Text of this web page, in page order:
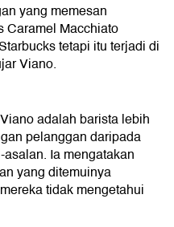
yang memesan
Caramel Macchiato
tetapi itu terjadi di
Viano.
adalah barista lebih
pelanggan daripada
Ia mengatakan
yang ditemuinya
tidak mengetahui